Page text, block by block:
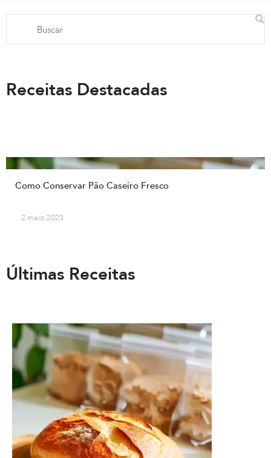
Receitas Destacadas
Como Conservar Pão Caseiro Fresco
2 maio 2023
Últimas Receitas